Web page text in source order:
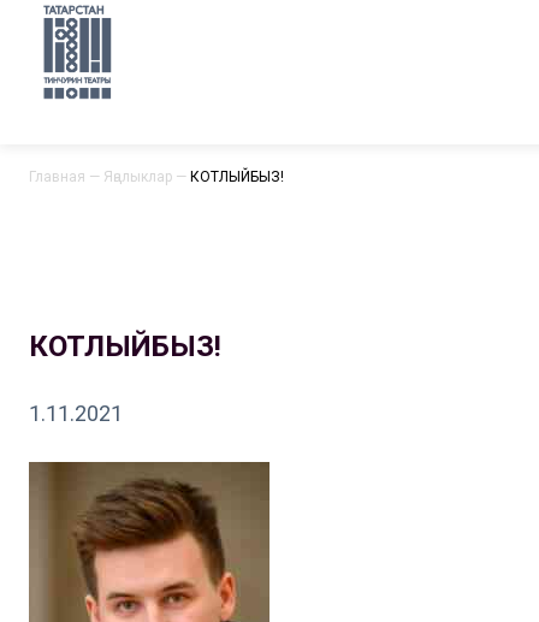
Главная — Яңалыклар — КОТЛЫЙБЫЗ!
КОТЛЫЙБЫЗ!
1.11.2021